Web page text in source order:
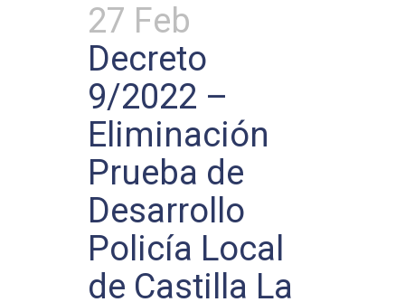
27 Feb
Decreto
9/2022 –
Eliminación
Prueba de
Desarrollo
Policía Local
de Castilla La